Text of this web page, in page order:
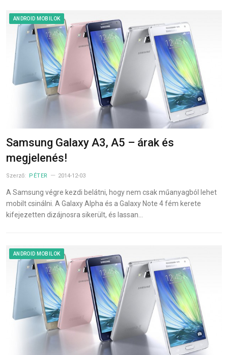
ANDROID MOBILOK
Samsung Galaxy A3, A5 – árak és
megjelenés!
Szerző: PÉTER 2014-12-03
A Samsung végre kezdi belátni, hogy nem csak műanyagból lehet
mobilt csinálni. A Galaxy Alpha és a Galaxy Note 4 fém kerete
kifejezetten dizájnosra sikerült, és lassan…
ANDROID MOBILOK